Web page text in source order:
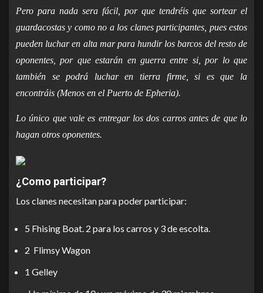
Pero para nada sera fácil, por que tendréis que sortear el
guardacostas y como no a los clanes participantes, pues estos
pueden luchar en alta mar para hundir los barcos del resto de
oponentes, por que estarán en guerra entre si, por lo que
también se podrá luchar en tierra firme, si es que la
encontráis (Menos en el Puerto de Epheria).
Lo único que vale es entregar los dos carros antes de que lo
hagan otros oponentes.
¿Como participar?
Los clanes necesitan para poder participar:
5 Fhising Boat. 2 para los carros y 3 de escolta.
2 Flimsy Wagon
1 Gelley